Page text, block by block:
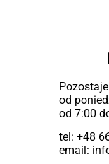
od
od 7:00
tel: +48
email: